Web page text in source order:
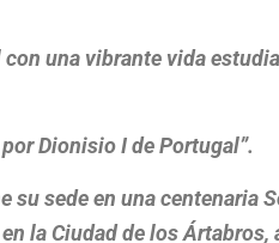
una vibrante vida
Dionisio I de Portugal”.
su sede en una centenaria
la Ciudad de los